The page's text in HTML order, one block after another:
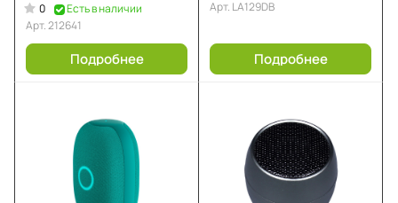
0
Есть в наличии
Арт.212641
Подробнее
Арт. LA129DB
Подробнее